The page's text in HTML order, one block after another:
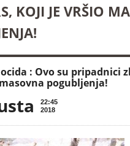
KOJI JE VRŠIO
: Ovo su pripadnici
pogubljenja!
22:45
2018